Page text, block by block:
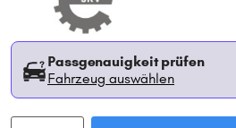
Passgenauigkeit prüfen
Fahrzeug auswählen